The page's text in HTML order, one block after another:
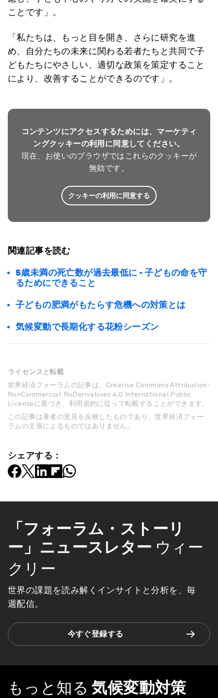
ことです」。
「私たちは、もっと目を開き、さらに研究を進
め、自分たちの未来に関わる若者たちと共同で子
どもたちにやさしい、適切な政策を策定すること
により、改善することができるのです」。
コンテンツにアクセスするためには、マーケティ
ングクッキーの利用に同意してください。
現在、お使いのブラウザではこれらのクッキーが
無効です。
クッキーの利用に同意する
関連記事を読む
5歳未満の死亡数が過去最低に - 子どもの命を守
るためにできること
子どもの肥満がもたらす危機への対策とは
気候変動で長期化する花粉シーズン
ライセンスと転載
世界経済フォーラムの記事は、Creative Commons Attribution-
NonCommercial-NoDerivatives 4.0 International Public
Licenseに基づき、利用規約に従って転載することができます。
この記事は著者の意見を反映したものであり、世界経済フォー
ラムの主張によるものではありません。
シェアする：
「フォーラム・ストーリ
ー」ニュースレター ウィー
クリー
世界の課題を読み解くインサイトと分析を、毎
週配信。
今すぐ登録する
もっと知る 気候変動対策